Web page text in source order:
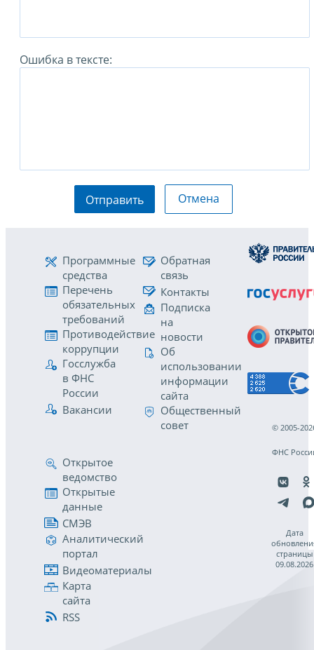
Ошибка в тексте:
Отправить Отмена
Программные
средства
Перечень
обязательных
требований
Противодействие
коррупции
Госслужба
в ФНС
России
Вакансии
Обратная
связь
Контакты
Подписка
на
новости
Об
использовании
информации
сайта
Общественный
совет
Открытое
ведомство
Открытые
данные
СМЭВ
Аналитический
портал
Видеоматериалы
Карта
сайта
RSS
© 2005-
ФНС
Дата
страницы
09.08.2026